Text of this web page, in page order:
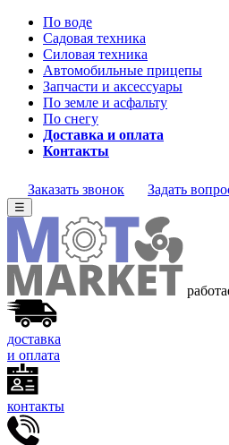
По воде
Садовая техника
Силовая техника
Автомобильные прицепы
Запчасти и аксессуары
По земле и асфальту
По снегу
Доставка и оплата
Контакты
Заказать звонок Задать
☰
доставка
и оплата
контакты